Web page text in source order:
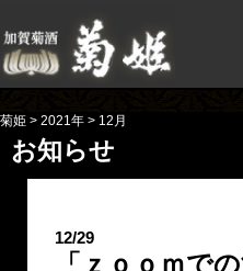
菊姫 > 2021年 > 12月
お知らせ
12/29
「ｚｏｏｍで